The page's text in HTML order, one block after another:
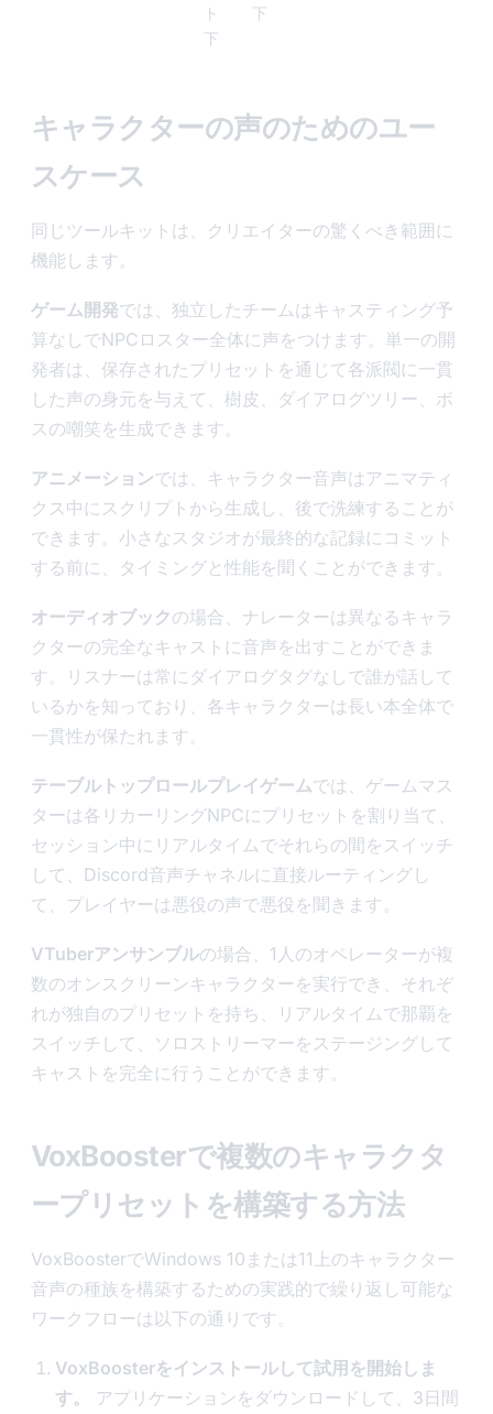
ト
下
下
キャラクターの声のためのユー
スケース
同じツールキットは、クリエイターの驚くべき範囲に
機能します。
ゲーム開発では、独立したチームはキャスティング予
算なしでNPCロスター全体に声をつけます。単一の開
発者は、保存されたプリセットを通じて各派閥に一貫
した声の身元を与えて、樹皮、ダイアログツリー、ボ
スの嘲笑を生成できます。
アニメーションでは、キャラクター音声はアニマティ
クス中にスクリプトから生成し、後で洗練することが
できます。小さなスタジオが最終的な記録にコミット
する前に、タイミングと性能を聞くことができます。
オーディオブックの場合、ナレーターは異なるキャラ
クターの完全なキャストに音声を出すことができま
す。リスナーは常にダイアログタグなしで誰が話して
いるかを知っており、各キャラクターは長い本全体で
一貫性が保たれます。
テーブルトップロールプレイゲームでは、ゲームマス
ターは各リカーリングNPCにプリセットを割り当て、
セッション中にリアルタイムでそれらの間をスイッチ
して、Discord音声チャネルに直接ルーティングし
て、プレイヤーは悪役の声で悪役を聞きます。
VTuberアンサンブルの場合、1人のオペレーターが複
数のオンスクリーンキャラクターを実行でき、それぞ
れが独自のプリセットを持ち、リアルタイムで那覇を
スイッチして、ソロストリーマーをステージングして
キャストを完全に行うことができます。
VoxBoosterで複数のキャラクタ
ープリセットを構築する方法
VoxBoosterでWindows 10または11上のキャラクター
音声の種族を構築するための実践的で繰り返し可能な
ワークフローは以下の通りです。
VoxBoosterをインストールして試用を開始しま
す。
アプリケーションをダウンロードして、3日間